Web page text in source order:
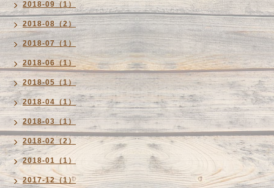
2018-09（1）
2018-08（2）
2018-07（1）
2018-06（1）
2018-05（1）
2018-04（1）
2018-03（1）
2018-02（2）
2018-01（1）
2017-12（1）